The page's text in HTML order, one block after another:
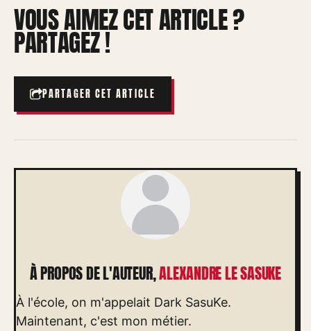
VOUS AIMEZ CET ARTICLE ?
PARTAGEZ !
PARTAGER CET ARTICLE
À PROPOS DE L'AUTEUR,ALEXANDRE LE SASUKE
À l'école, on m'appelait Dark SasuKe.
Maintenant, c'est mon métier.